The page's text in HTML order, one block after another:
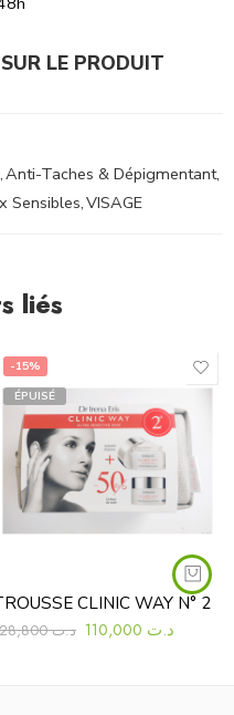
LE PRODUIT
,Anti-Taches & Dépigmentant,
Sensibles,VISAGE
liés
-15%
ÉPUISÉ
CLINIC WAY N° 2
د.ت128,800 د.ت